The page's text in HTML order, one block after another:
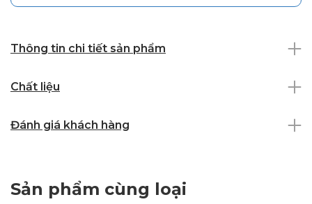
Thông tin chi tiết sản phẩm
Chất liệu
Đánh giá khách hàng
Sản phẩm cùng loại